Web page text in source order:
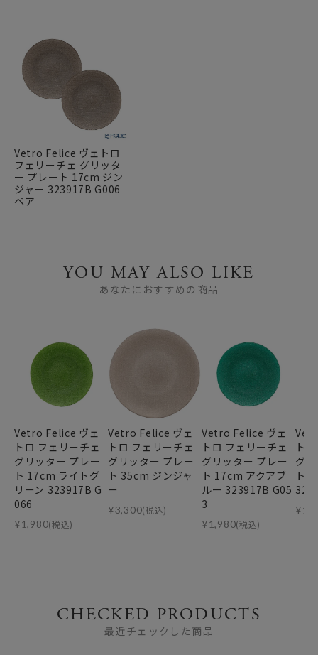
Vetro Felice ヴェトロ
フェリーチェ グリッタ
ー プレート 17cm ジン
ジャー 323917B G006
ペア
YOU MAY ALSO LIKE
あなたにおすすめの商品
Vetro Felice ヴェ
トロ フェリーチェ
グリッター プレー
ト 17cm ライトグ
リーン 323917B G
066
¥1,980(税込)
Vetro Felice ヴェ
トロ フェリーチェ
グリッター プレー
ト 35cm ジンジャ
ー
¥3,300(税込)
Vetro Felice ヴェ
トロ フェリーチェ
グリッター プレー
ト 17cm アクアブ
ルー 323917B G05
3
¥1,980(税込)
ト
グ
ト
¥
CHECKED PRODUCTS
最近チェックした商品